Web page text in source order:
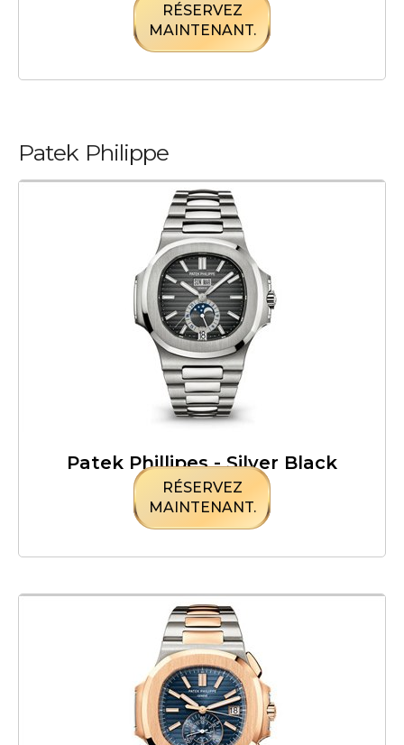
RÉSERVEZ
MAINTENANT.
Patek Philippe
Patek Phillipes - Silver Black
RÉSERVEZ
MAINTENANT.